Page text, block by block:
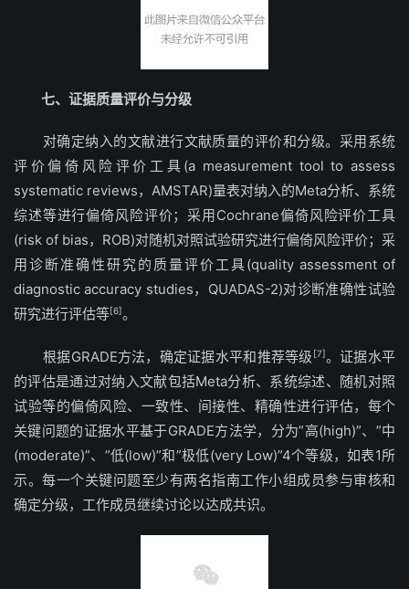
七、证据质量评价与分级
对确定纳入的文献进行文献质量的评价和分级。采用系统
评价偏倚风险评价工具(a measurement tool to assess
systematic reviews，AMSTAR)量表对纳入的Meta分析、系统
综述等进行偏倚风险评价；采用Cochrane偏倚风险评价工具
(risk of bias，ROB)对随机对照试验研究进行偏倚风险评价；采
用诊断准确性研究的质量评价工具(quality assessment of
diagnostic accuracy studies，QUADAS-2)对诊断准确性试验
研究进行评估等[6]。
根据GRADE方法，确定证据水平和推荐等级 [7]。证据水平
的评估是通过对纳入文献包括Meta分析、系统综述、随机对照
试验等的偏倚风险、一致性、间接性、精确性进行评估，每个
关键问题的证据水平基于GRADE方法学，分为”高(high)”、”中
(moderate)”、”低(low)”和”极低(very Low)”4个等级，如表1所
示。每一个关键问题至少有两名指南工作小组成员参与审核和
确定分级，工作成员继续讨论以达成共识。